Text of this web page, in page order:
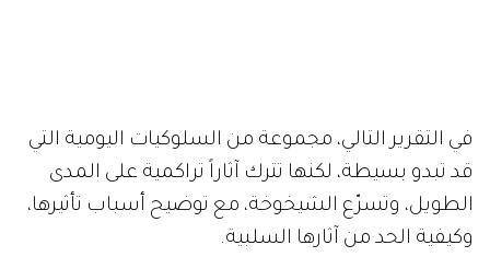
في التقرير التالي، مجموعة من السلوكيات اليومية التي
قد تبدو بسيطة، لكنها تترك آثاراً تراكمية على المدى
الطويل، وتسرّع الشيخوخة، مع توضيح أسباب تأثيرها،
وكيفية الحد من آثارها السلبية.